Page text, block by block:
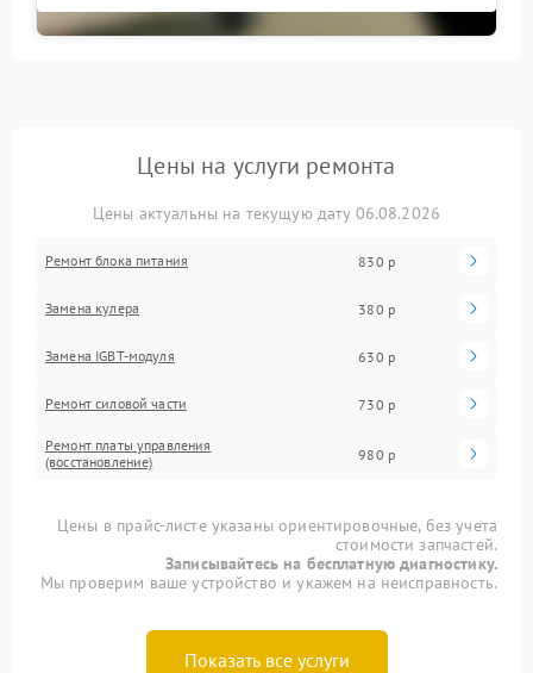
Цены на услуги ремонта
Цены актуальны на текущую дату 06.08.2026
Ремонт блока питания 830 р
Замена кулера 380 р
Замена IGBT-модуля 630 р
Ремонт силовой части 730 р
Ремонт платы управления
(восстановление)
980 р
Цены в прайс-листе указаны ориентировочные, без учета
стоимости запчастей.
Записывайтесь на бесплатную диагностику.
Мы проверим ваше устройство и укажем на неисправность.
Показать все услуги